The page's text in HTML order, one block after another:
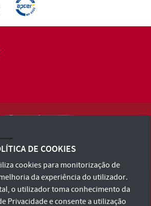
e Condições e Política de Privacidade
de Acessibilidade
DE COOKIES
cookies para monitorização de
da experiência do utilizador.
o utilizador toma conhecimento da
Privacidadee consente a utilização